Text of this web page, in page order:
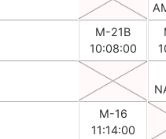
M-21B
10:08:00
M-16
11:14:00